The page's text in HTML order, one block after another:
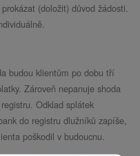
(doložit) důvod žádosti.
budou klientům po dobu tří
Zároveň nepanuje shoda
Odklad splátek
do registru dlužníků zapíše,
poškodil v budoucnu.